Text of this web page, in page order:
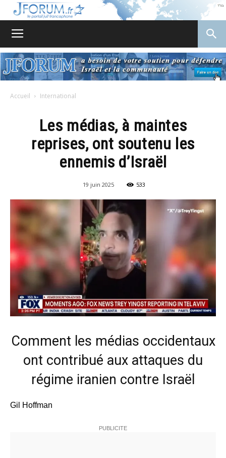
Accueil International
Les médias, à maintes
reprises, ont soutenu les
ennemis d’Israël
19 juin 2025 533
Comment les médias occidentaux
ont contribué aux attaques du
régime iranien contre Israël
Gil Hoffman